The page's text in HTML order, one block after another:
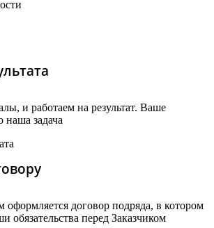
и работаем на результат. Ваше
задача
договор подряда, в котором
обязательства перед Заказчиком